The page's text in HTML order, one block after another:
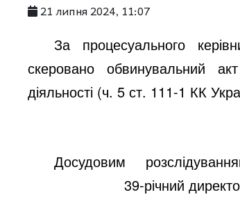
21 липня 2024, 11:07
За процесуального
скеровано обвинувальний
діяльності (ч. 5 ст. 111-1 КК
Досудовим
39-річний